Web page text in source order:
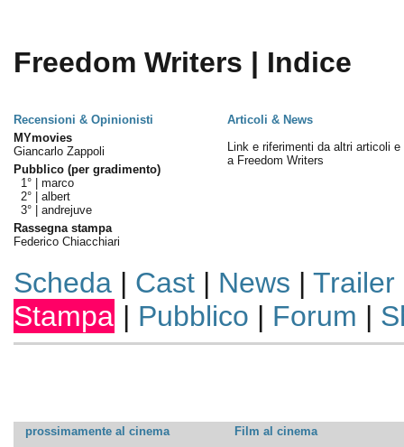
Freedom Writers | Indice
Recensioni & Opinionisti
Articoli & News
MYmovies
Giancarlo Zappoli
Pubblico (per gradimento)
1° | marco
2° | albert
3° | andrejuve
Rassegna stampa
Federico Chiacchiari
Link e riferimenti da altri articoli e
a Freedom Writers
Scheda| Cast| News | Trailer
Stampa | Pubblico | Forum |
prossimamente al cinema
Film al cinema